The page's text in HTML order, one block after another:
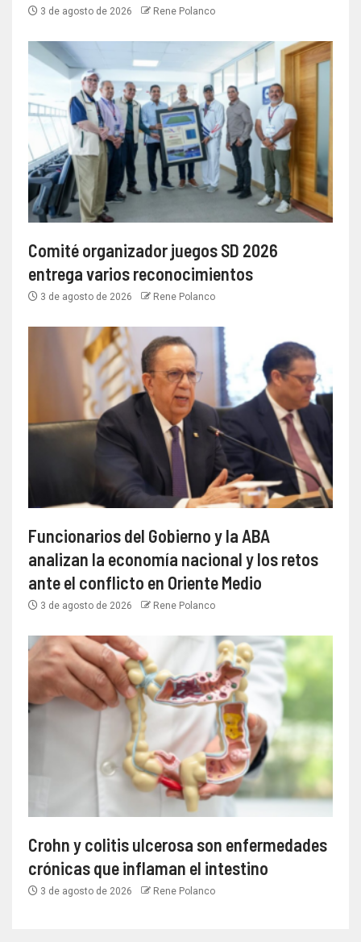
3 de agosto de 2026 Rene Polanco
Comité organizador juegos SD 2026
entrega varios reconocimientos
3 de agosto de 2026 Rene Polanco
Funcionarios del Gobierno y la ABA
analizan la economía nacional y los retos
ante el conflicto en Oriente Medio
3 de agosto de 2026 Rene Polanco
Crohn y colitis ulcerosa son enfermedades
crónicas que inflaman el intestino
3 de agosto de 2026 Rene Polanco